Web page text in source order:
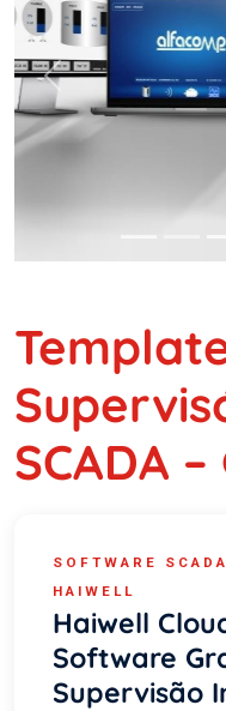
Previous
SCADA
SOFTWARE
HAIWELL
Haiwell
Software
Supervisão